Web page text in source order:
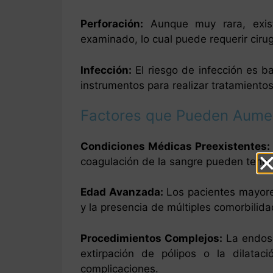
Perforación: Aunque muy rara,
examinado, lo cual puede requerir
Infección: El riesgo de infección es
instrumentos para realizar
Factores que Pueden
Condiciones Médicas Preexistentes:
coagulación de la sangre pueden
Edad Avanzada: Los pacientes
y la presencia de múltiples
Procedimientos Complejos: La
extirpación de pólipos o la
complicaciones.